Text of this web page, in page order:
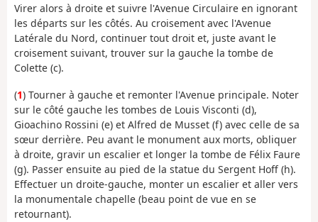
Virer alors à droite et suivre l'Avenue Circulaire en ignorant
les départs sur les côtés. Au croisement avec l'Avenue
Latérale du Nord, continuer tout droit et, juste avant le
croisement suivant, trouver sur la gauche la tombe de
Colette (c).
(1) Tourner à gauche et remonter l'Avenue principale. Noter
sur le côté gauche les tombes de Louis Visconti (d),
Gioachino Rossini (e) et Alfred de Musset (f) avec celle de sa
sœur derrière. Peu avant le monument aux morts, obliquer
à droite, gravir un escalier et longer la tombe de Félix Faure
(g). Passer ensuite au pied de la statue du Sergent Hoff (h).
Effectuer un droite-gauche, monter un escalier et aller vers
la monumentale chapelle (beau point de vue en se
retournant).